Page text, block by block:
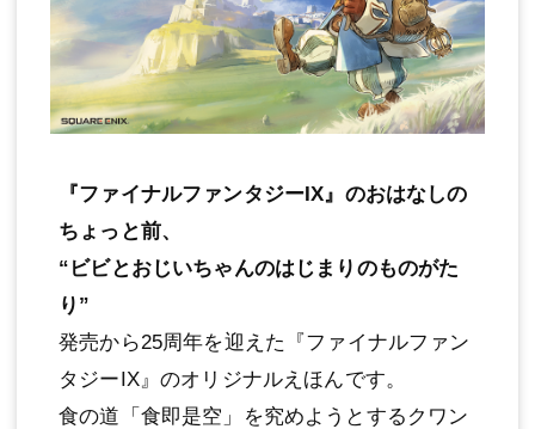
『ファイナルファンタジーIX』のおはなしの
ちょっと前、
“ビビとおじいちゃんのはじまりのものがた
り”
発売から25周年を迎えた『ファイナルファン
タジーIX』のオリジナルえほんです。
食の道「食即是空」を究めようとするクワン